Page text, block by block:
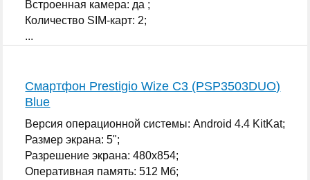
Встроенная камера: да ;
Количество SIM-карт: 2;
...
Смартфон Prestigio Wize C3 (PSP3503DUO)
Blue
Версия операционной системы: Android 4.4 KitKat;
Размер экрана: 5";
Разрешение экрана: 480x854;
Оперативная память: 512 Мб;